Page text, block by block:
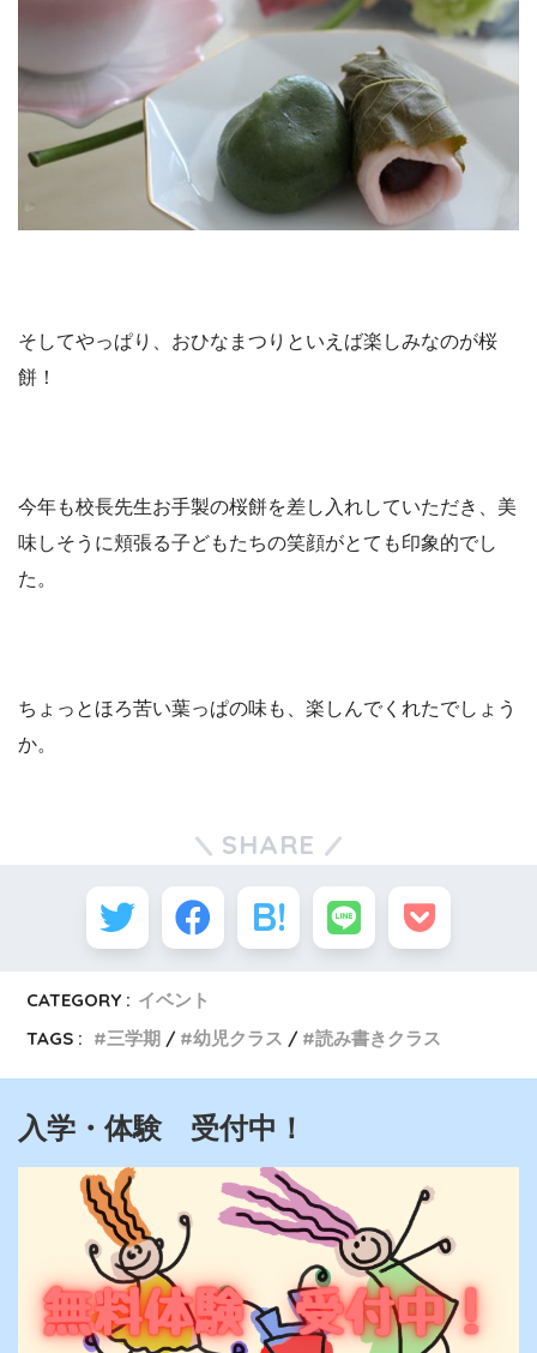
そしてやっぱり、おひなまつりといえば楽しみなのが桜
餅！
今年も校長先生お手製の桜餅を差し入れしていただき、美
味しそうに頬張る子どもたちの笑顔がとても印象的でし
た。
ちょっとほろ苦い葉っぱの味も、楽しんでくれたでしょう
か。
SHARE
CATEGORY : イベント
TAGS :
三学期 幼児クラス 読み書きクラス
入学・体験 受付中！